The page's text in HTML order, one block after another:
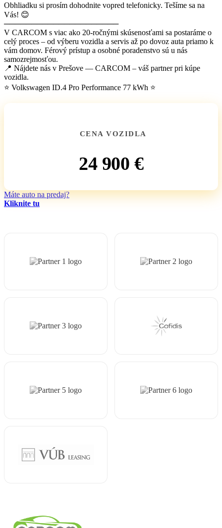
Obhliadku si prosím dohodnite vopred telefonicky. Tešíme sa na
Vás! 😊
─────────────────────
V CARCOM s viac ako 20-ročnými skúsenosťami sa postaráme o
celý proces – od výberu vozidla a servis až po dovoz auta priamo k
vám domov. Férový prístup a osobné poradenstvo sú u nás
samozrejmosťou.
📍 Nájdete nás v Prešove — CARCOM – váš partner pri kúpe
vozidla.
⭐ Volkswagen ID.4 Pro Performance 77 kWh ⭐
CENA VOZIDLA
24 900 €
Máte auto na predaj?
Kliknite tu